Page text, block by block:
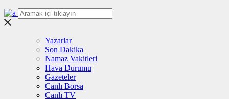
Yazarlar
Son Dakika
Namaz Vakitleri
Hava Durumu
Gazeteler
Canlı Borsa
Canlı TV